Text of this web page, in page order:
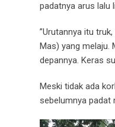
padatnya arus lalu
”Urutannya itu
Mas) yang melaju.
depannya. Keras
Meski tidak ada
sebelumnya padat